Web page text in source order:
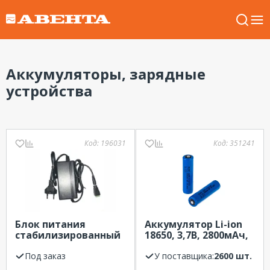
Аккумуляторы, зарядные
устройства
Код: 196031
Блок питания
стабилизированный
Под заказ
Код:351241
Аккумулятор Li-ion
18650, 3,7В, 2800мАч,
высокий контакт
У поставщика: 2600 шт.